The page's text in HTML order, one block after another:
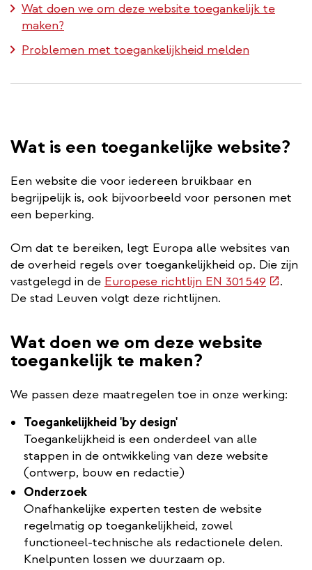
Wat doen we om deze website toegankelijk te
maken?
Problemen met toegankelijkheid melden
Wat is een toegankelijke website?
Een website die voor iedereen bruikbaar en
begrijpelijk is, ook bijvoorbeeld voor personen met
een beperking.
Om dat te bereiken, legt Europa alle websites van
de overheid regels over toegankelijkheid op. Die zijn
vastgelegd in de Europese richtlijn EN 301 549
.
De stad Leuven volgt deze richtlijnen.
Wat doen we om deze website
toegankelijk te maken?
We passen deze maatregelen toe in onze werking:
Toegankelijkheid 'by design'
Toegankelijkheid is een onderdeel van alle
stappen in de ontwikkeling van deze website
(ontwerp, bouw en redactie)
Onderzoek
Onafhankelijke experten testen de website
regelmatig op toegankelijkheid, zowel
functioneel-technische als redactionele delen.
Knelpunten lossen we duurzaam op.